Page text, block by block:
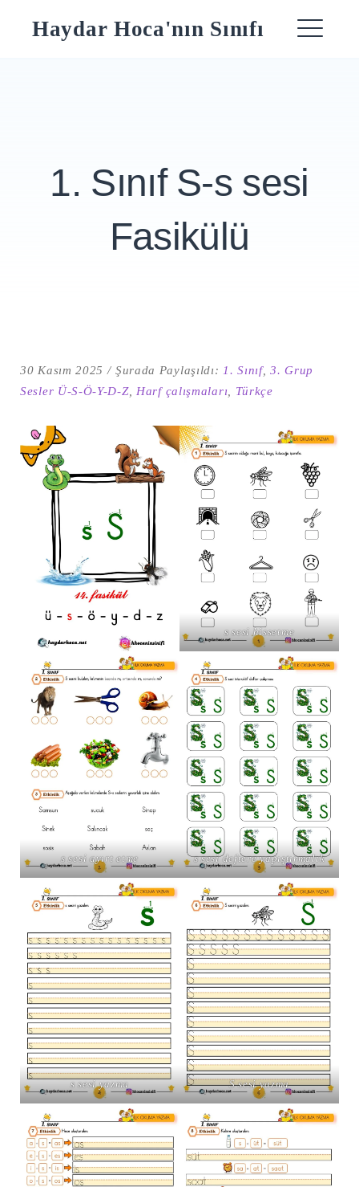
Haydar Hoca'nın Sınıfı
Şu
kelime
için
arama
sonuçları:
ARA
1. Sınıf S-s sesi
Fasikülü
30 Kasım 2025 Şurada Paylaşıldı: 1. Sınıf,3. Grup
Sesler Ü-S-Ö-Y-D-Z, Harf çalışmaları Türkçe
s sesi hissetme
s sesi ayırt etme s sesi deftere yapıştırmalık
s sesi yazma S sesi yazma